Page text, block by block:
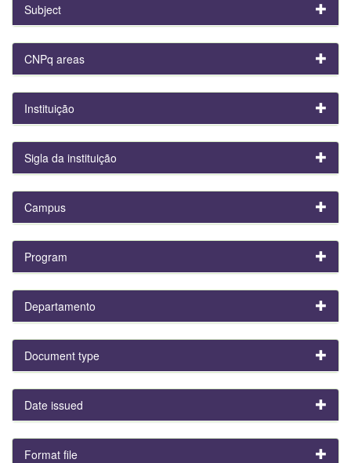
Subject
CNPq areas
Instituição
Sigla da instituição
Campus
Program
Departamento
Document type
Date issued
Format file